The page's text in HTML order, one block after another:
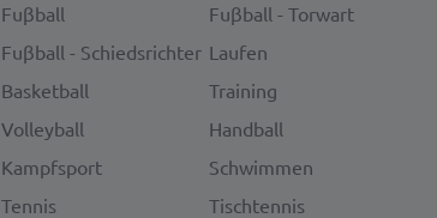
Fuβball
Fuβball - Torwart
Fuβball - Schiedsrichter Laufen
Basketball
Training
Volleyball
Handball
Kampfsport
Schwimmen
Tennis
Tischtennis